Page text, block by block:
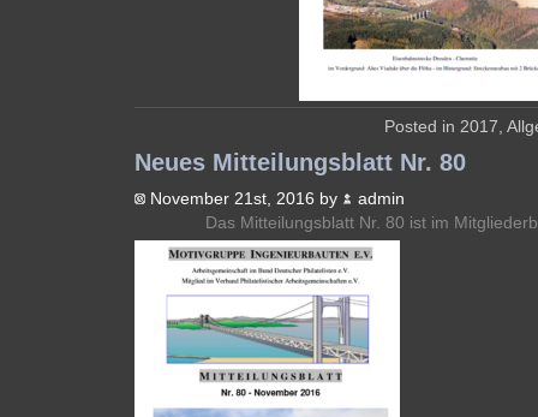
Posted in 2017
Neues Mitteilungsblatt Nr. 80
November 21st, 2016 by
admin
Das Mitteilungsblatt Nr. 80 ist im